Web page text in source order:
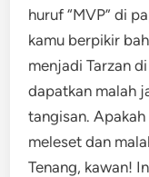
huruf “MVP” di
kamu berpikir
menjadi Tarzan
dapatkan malah
tangisan.
meleset dan
Tenang, kawan!